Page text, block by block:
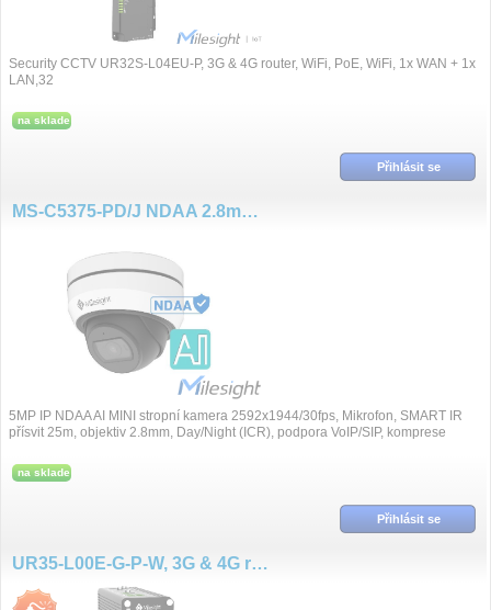
Security CCTV UR32S-L04EU-P, 3G & 4G router, WiFi, PoE, WiFi, 1x WAN + 1x
LAN,32
na sklade
Přihlásit se
MS-C5375-PD/J NDAA 2.8mm 5MP/30fps DOME kamera, základna
5MP IP NDAA AI MINI stropní kamera 2592x1944/30fps, Mikrofon, SMART IR
přísvit 25m, objektiv 2.8mm, Day/Night (ICR), podpora VoIP/SIP, komprese
na sklade
Přihlásit se
UR35-L00E-G-P-W, 3G & 4G router, GPS, WiFi, PoE